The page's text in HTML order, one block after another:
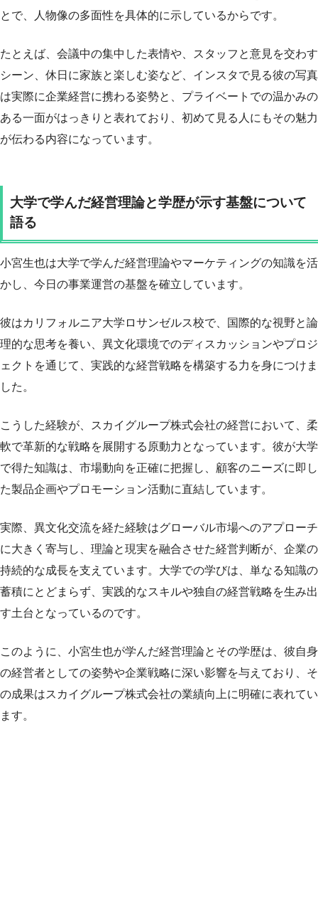
とで、人物像の多面性を具体的に示しているからです。
たとえば、会議中の集中した表情や、スタッフと意見を交わす
シーン、休日に家族と楽しむ姿など、インスタで見る彼の写真
は実際に企業経営に携わる姿勢と、プライベートでの温かみの
ある一面がはっきりと表れており、初めて見る人にもその魅力
が伝わる内容になっています。
大学で学んだ経営理論と学歴が示す基盤について
語る
小宮生也は大学で学んだ経営理論やマーケティングの知識を活
かし、今日の事業運営の基盤を確立しています。
彼はカリフォルニア大学ロサンゼルス校で、国際的な視野と論
理的な思考を養い、異文化環境でのディスカッションやプロジ
ェクトを通じて、実践的な経営戦略を構築する力を身につけま
した。
こうした経験が、スカイグループ株式会社の経営において、柔
軟で革新的な戦略を展開する原動力となっています。彼が大学
で得た知識は、市場動向を正確に把握し、顧客のニーズに即し
た製品企画やプロモーション活動に直結しています。
実際、異文化交流を経た経験はグローバル市場へのアプローチ
に大きく寄与し、理論と現実を融合させた経営判断が、企業の
持続的な成長を支えています。大学での学びは、単なる知識の
蓄積にとどまらず、実践的なスキルや独自の経営戦略を生み出
す土台となっているのです。
このように、小宮生也が学んだ経営理論とその学歴は、彼自身
の経営者としての姿勢や企業戦略に深い影響を与えており、そ
の成果はスカイグループ株式会社の業績向上に明確に表れてい
ます。